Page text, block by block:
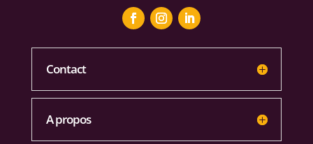
Contact
A propos